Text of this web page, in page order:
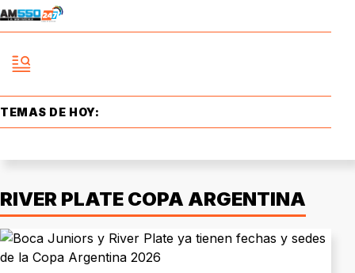
TEMAS DE HOY:
RIVER PLATE COPA ARGENTINA